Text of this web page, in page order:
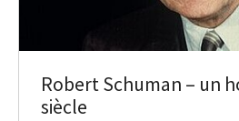
Robert Schuman – un
siècle